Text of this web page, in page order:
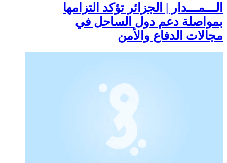
الـــمـــدار | الجزائر تؤكد التزامها
بمواصلة دعم دول الساحل في
مجالات الدفاع والأمن